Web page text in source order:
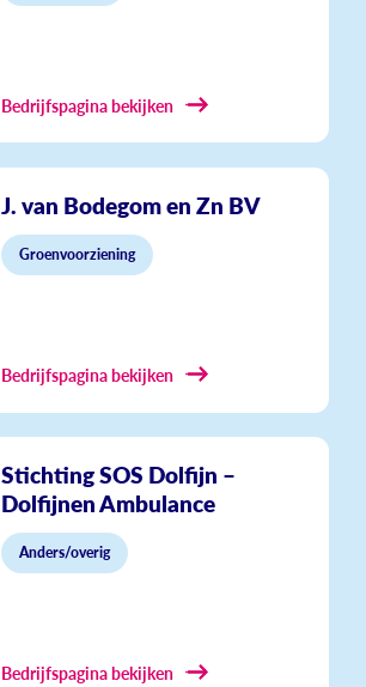
Bedrijfspagina bekijken
J. van Bodegom en Zn BV
Groenvoorziening
Bedrijfspagina bekijken
Stichting SOS Dolfijn –
Dolfijnen Ambulance
Anders/overig
Bedrijfspagina bekijken